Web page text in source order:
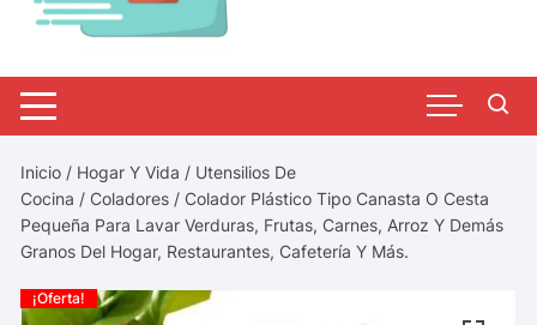
Inicio / Hogar Y Vida / Utensilios De
Cocina / Coladores / Colador Plástico Tipo Canasta O Cesta
Pequeña Para Lavar Verduras, Frutas, Carnes, Arroz Y Demás
Granos Del Hogar, Restaurantes, Cafetería Y Más.
¡Oferta!